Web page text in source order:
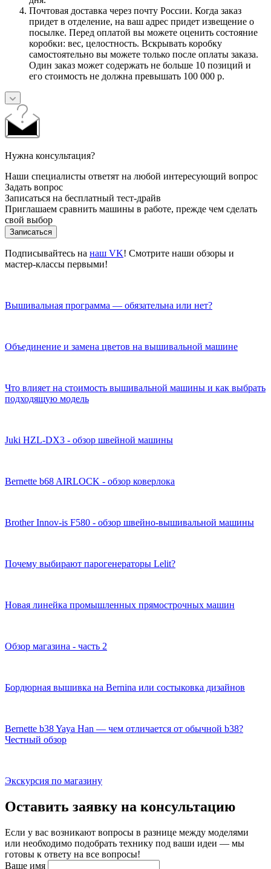
Почтовая доставка через почту России. Когда заказ
придет в отделение, на ваш адрес придет извещение о
посылке. Перед оплатой вы можете оценить состояние
коробки: вес, целостность. Вскрывать коробку
самостоятельно вы можете только после оплаты заказа.
Один заказ может содержать не больше 10 позиций и
его стоимость не должна превышать 100 000 р.
Нужна консультация?
Наши специалисты ответят на любой интересующий вопрос
Задать вопрос
Записаться на бесплатный тест-драйв
Приглашаем сравнить машины в работе, прежде чем сделать
свой выбор
Записаться
Подписывайтесь на наш VK! Смотрите наши обзоры и
мастер-классы первыми!
Вышивальная программа — обязательна или нет?
Объединение и замена цветов на вышивальной машине
Что влияет на стоимость вышивальной машины и как выбрать
подходящую модель
Juki HZL-DX3 - обзор швейной машины
Bernette b68 AIRLOCK - обзор коверлока
Brother Innov-is F580 - обзор швейно-вышивальной машины
Почему выбирают парогенераторы Lelit?
Новая линейка промышленных прямострочных машин
Обзор магазина - часть 2
Бордюрная вышивка на Bernina или состыковка дизайнов
Bernette b38 Yaya Han — чем отличается от обычной b38?
Честный обзор
Экскурсия по магазину
Оставить заявку на консультацию
Если у вас возникают вопросы в разнице между моделями
или необходимо подобрать технику под ваши идеи — мы
готовы к ответу на все вопросы!
Ваше имя